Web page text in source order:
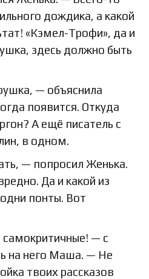
дождика, а какой
«Кэмел-Трофи», да и
здесь должно быть
— объяснила
появится. Откуда
А ещё писатель с
в одном.
— попросил Женька.
Да и какой из
понты. Вот
— с
на него Маша. — Не
твоих рассказов